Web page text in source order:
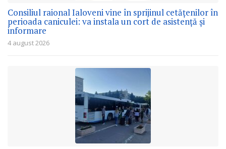
Consiliul raional Ialoveni vine în sprijinul cetățenilor în
perioada caniculei: va instala un cort de asistență și
informare
4 august 2026